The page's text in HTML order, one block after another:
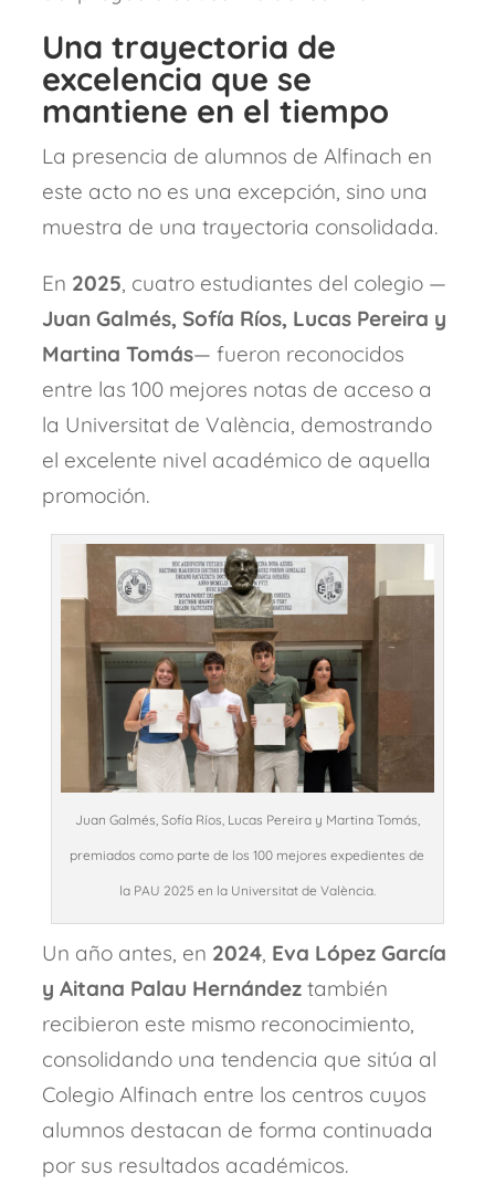
Una trayectoria de
excelencia que se
mantiene en el tiempo
La presencia de alumnos de Alfinach en
este acto no es una excepción, sino una
muestra de una trayectoria consolidada.
En 2025, cuatro estudiantes del colegio —
Juan Galmés, Sofía Ríos, Lucas Pereira y
Martina Tomás— fueron reconocidos
entre las 100 mejores notas de acceso a
la Universitat de València, demostrando
el excelente nivel académico de aquella
promoción.
Juan Galmés, Sofía Ríos, Lucas Pereira y Martina Tomás,
premiados como parte de los 100 mejores expedientes de
la PAU 2025 en la Universitat de València.
Un año antes, en 2024, Eva López García
y Aitana Palau Hernández también
recibieron este mismo reconocimiento,
consolidando una tendencia que sitúa al
Colegio Alfinach entre los centros cuyos
alumnos destacan de forma continuada
por sus resultados académicos.